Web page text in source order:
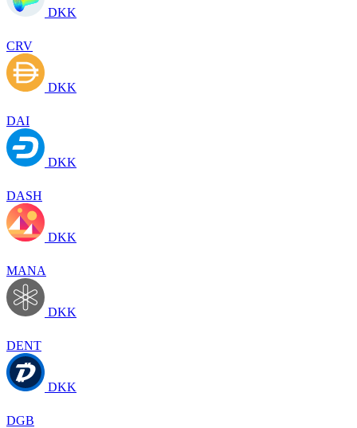
DKK
CRV
DKK
DAI
DKK
DASH
DKK
MANA
DKK
DENT
DKK
DGB